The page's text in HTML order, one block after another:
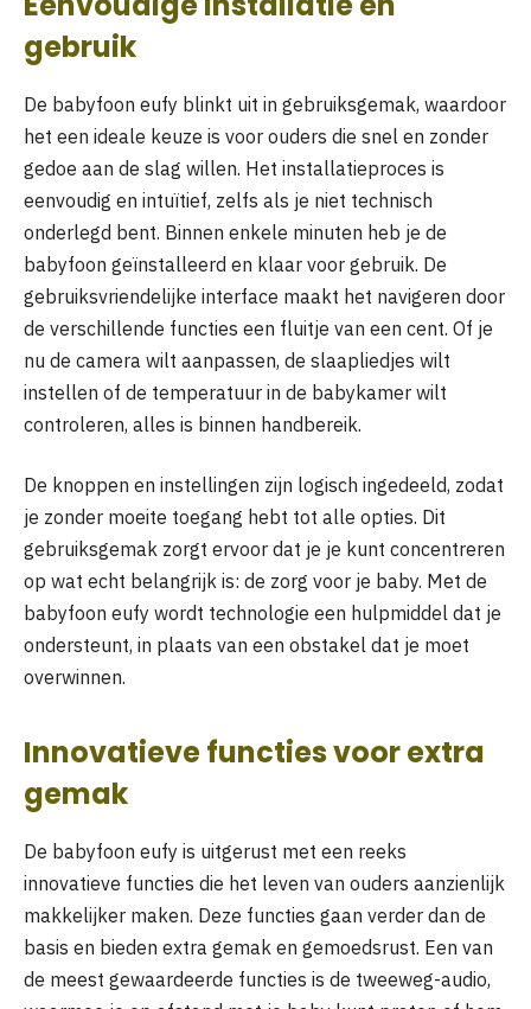
gebruik
De babyfoon eufy blinkt uit in gebruiksgemak, waardoor
het een ideale keuze is voor ouders die snel en zonder
gedoe aan de slag willen. Het installatieproces is
eenvoudig en intuïtief, zelfs als je niet technisch
onderlegd bent. Binnen enkele minuten heb je de
babyfoon geïnstalleerd en klaar voor gebruik. De
gebruiksvriendelijke interface maakt het navigeren door
de verschillende functies een fluitje van een cent. Of je
nu de camera wilt aanpassen, de slaapliedjes wilt
instellen of de temperatuur in de babykamer wilt
controleren, alles is binnen handbereik.
De knoppen en instellingen zijn logisch ingedeeld, zodat
je zonder moeite toegang hebt tot alle opties. Dit
gebruiksgemak zorgt ervoor dat je je kunt concentreren
op wat echt belangrijk is: de zorg voor je baby. Met de
babyfoon eufy wordt technologie een hulpmiddel dat je
ondersteunt, in plaats van een obstakel dat je moet
overwinnen.
Innovatieve functies voor extra
gemak
De babyfoon eufy is uitgerust met een reeks
innovatieve functies die het leven van ouders aanzienlijk
makkelijker maken. Deze functies gaan verder dan de
basis en bieden extra gemak en gemoedsrust. Een van
de meest gewaardeerde functies is de tweeweg-audio,